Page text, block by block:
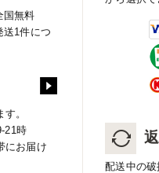
国無料
1件につ
。
21時
にお届け
配送中の